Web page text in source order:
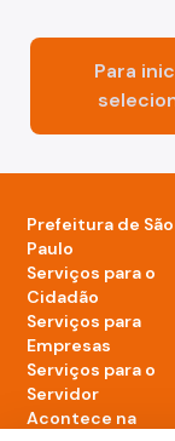
Para
Prefeitura de São
Paulo
Serviços para o
Cidadão
Serviços para
Empresas
Serviços para o
Servidor
Acontece na